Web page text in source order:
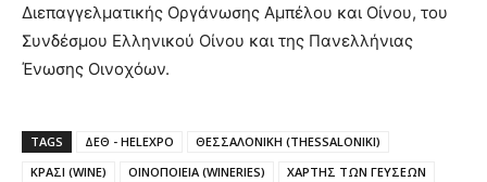
Διεπαγγελματικής Οργάνωσης Αμπέλου και Οίνου, του
Συνδέσμου Ελληνικού Οίνου και της Πανελλήνιας
Ένωσης Οινοχόων.
TAGS ΔΕΘ - HELEXPO
ΘΕΣΣΑΛΟΝΙΚΗ (THESSALONIKI)
ΚΡΑΣΙ (WINE)
ΟΙΝΟΠΟΙΕΙΑ (WINERIES)
ΧΑΡΤΗΣ ΤΩΝ ΓΕΥΣΕΩΝ